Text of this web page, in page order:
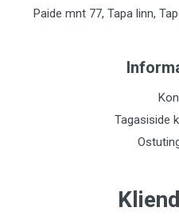
Paide mnt 77, Tapa linn,
Tagasiside